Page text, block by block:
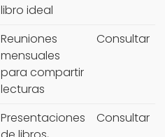
libro ideal
Reuniones
mensuales
para compartir
lecturas
Consultar
Presentaciones
Consultar